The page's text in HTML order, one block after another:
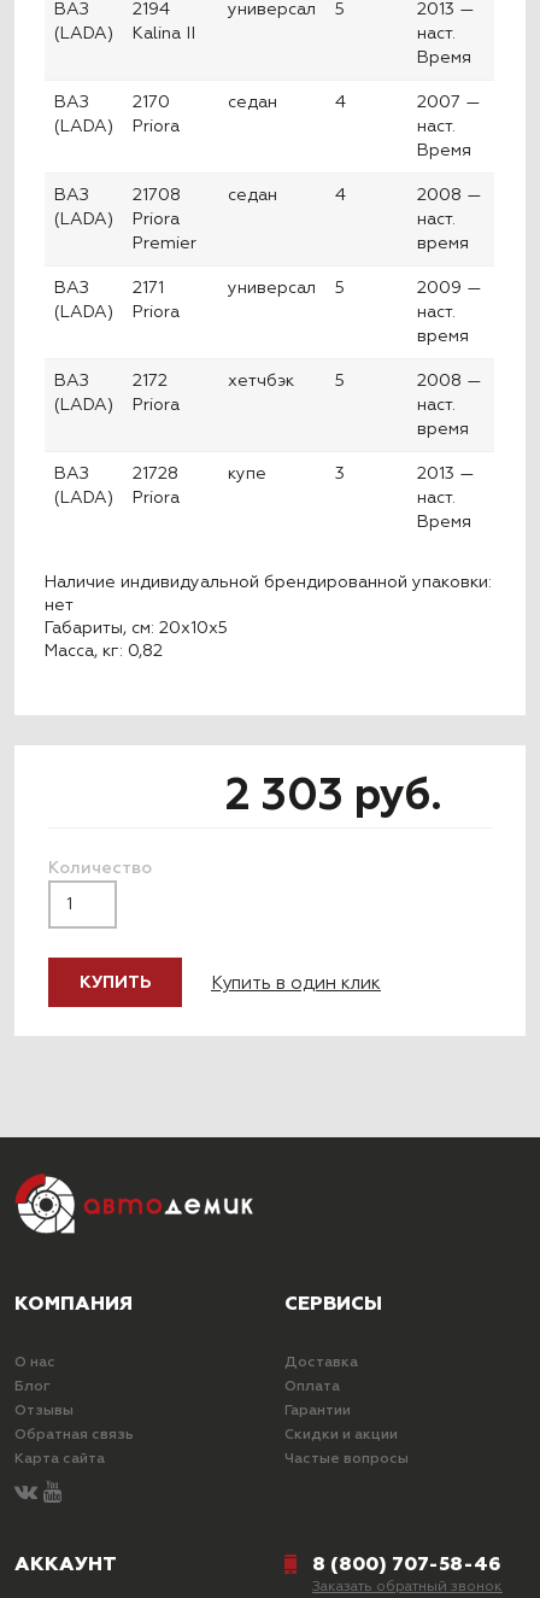
ВАЗ
(LADA)
2194
Kalina II
универсал 5
2013 —
наст.
Время
ВАЗ
(LADA)
2170
Priora
седан 4
2007 —
наст.
Время
ВАЗ
(LADA)
21708
Priora
Premier
седан 4
2008 —
наст.
время
ВАЗ
(LADA)
2171
Priora
универсал 5
2009 —
наст.
время
ВАЗ
(LADA)
2172
Priora
хетчбэк 5
2008 —
наст.
время
ВАЗ
(LADA)
21728
Priora
купе 3
2013 —
наст.
Время
Наличие индивидуальной брендированной упаковки:
нет
Габариты, см: 20x10x5
Масса, кг: 0,82
2 303 руб.
Количество
КУПИТЬ Купить в один клик
КОМПАНИЯ
О нас
Блог
Отзывы
Обратная связь
Карта сайта
СЕРВИСЫ
Доставка
Оплата
Гарантии
Скидки и акции
Частые вопросы
АККАУНТ 8 (800) 707-58-46
Заказать обратный звонок